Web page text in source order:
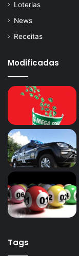
Loterias
News
Receitas
Modificadas
Tags